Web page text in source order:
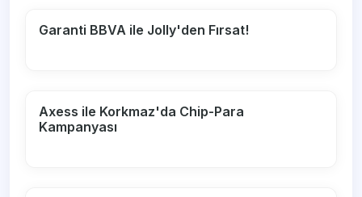
Garanti BBVA ile Jolly'den Fırsat!
Axess ile Korkmaz'da Chip-Para
Kampanyası